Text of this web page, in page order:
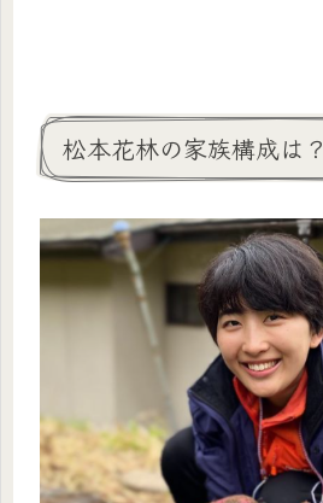
松本花林の家族構成は？